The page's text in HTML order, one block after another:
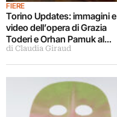
FIERE
Torino Updates: immagini e
video dell’opera di Grazia
Toderi e Orhan Pamuk al
Planetario
di Claudia Giraud